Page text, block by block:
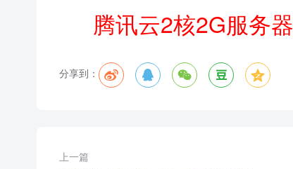
腾讯云2核2G服务
分享到：     
上一篇